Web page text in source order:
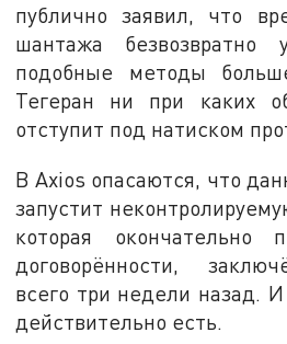
публично заявил, что
шантажа
подобные методы
Тегеран ни при каких
отступит под натиском
В Axios опасаются, что
запустит
которая окончательно
договорённости,
всего три недели назад. И
действительно есть.